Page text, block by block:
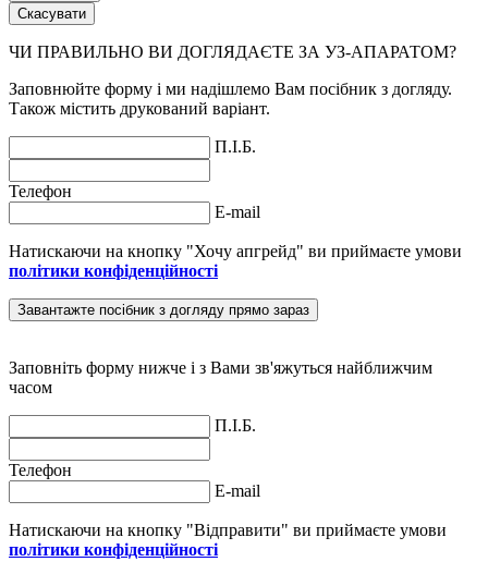
Скасувати
ЧИ ПРАВИЛЬНО ВИ ДОГЛЯДАЄТЕ ЗА УЗ-АПАРАТОМ?
Заповнюйте форму і ми надішлемо Вам посібник з догляду.
Також містить друкований варіант.
П.І.Б.
Телефон
E-mail
Натискаючи на кнопку "Хочу апгрейд" ви приймаєте умови
політики конфіденційності
Завантажте посібник з догляду прямо зараз
Заповніть форму нижче і з Вами зв'яжуться найближчим
часом
П.І.Б.
Телефон
E-mail
Натискаючи на кнопку "Відправити" ви приймаєте умови
політики конфіденційності